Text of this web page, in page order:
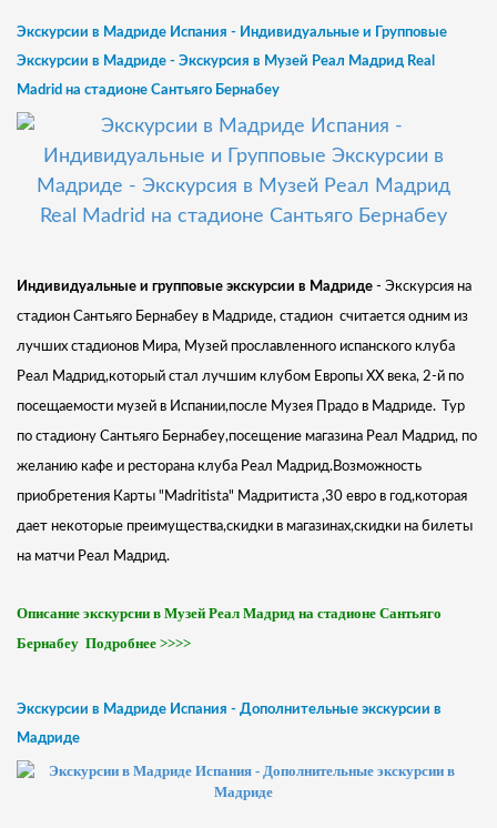
Экскурсии в Мадриде Испания - Индивидуальные и Групповые
Экскурсии в Мадриде - Экскурсия в Музей Реал Мадрид Real
Madrid на стадионе Сантьяго Бернабеу
Индивидуальные и групповые экскурсии в Мадриде - Экскурсия на
стадион Сантьяго Бернабеу в Мадриде, стадион считается одним из
лучших стадионов Мира, Музей прославленного испанского клуба
Реал Мадрид,который стал лучшим клубом Европы XX века, 2-й по
посещаемости музей в Испании,после Музея Прадо в Мадриде. Тур
по стадиону Сантьяго Бернабеу,посещение магазина Реал Мадрид, по
желанию кафе и ресторана клуба Реал Мадрид.Возможность
приобретения Карты "Madritista" Мадритиста ,30 евро в год,которая
дает некоторые преимущества,скидки в магазинах,скидки на билеты
на матчи Реал Мадрид.
Описание экскурсии в Музей Реал Мадрид на стадионе Сантьяго
Бернабеу Подробнее >>>>
Экскурсии в Мадриде Испания - Дополнительные экскурсии в
Мадриде